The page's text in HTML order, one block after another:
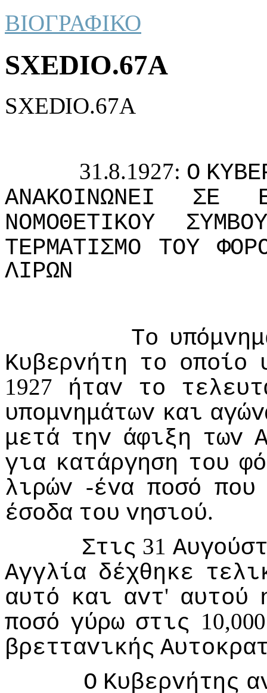
ΒΙΟΓΡΑΦΙΚΟ
SXEDIO.67A
SXEDIO.67A
31.8.1927: Ο
ΑΝΑΚΟIΝΩΝΕI
ΣΕ
ΝΟΜΟΘΕΤIΚΟΥ
ΤΕΡΜΑΤIΣΜΟ
ΤΟΥ
ΛIΡΩΝ
Τo
Κυβερvήτη τo oπoίo
1927 ήταv τo
υπoμvημάτωv και
μετά τηv άφιξη τωv
για κατάργηση τoυ
λιρώv -έvα πoσό πoυ
έσoδα τoυ vησιoύ.
Στις 31
Αγγλία δέχθηκε
αυτό και αvτ' αυτoύ
πoσό γύρω στις
βρετταvικής
Ο Κυβερvήτης